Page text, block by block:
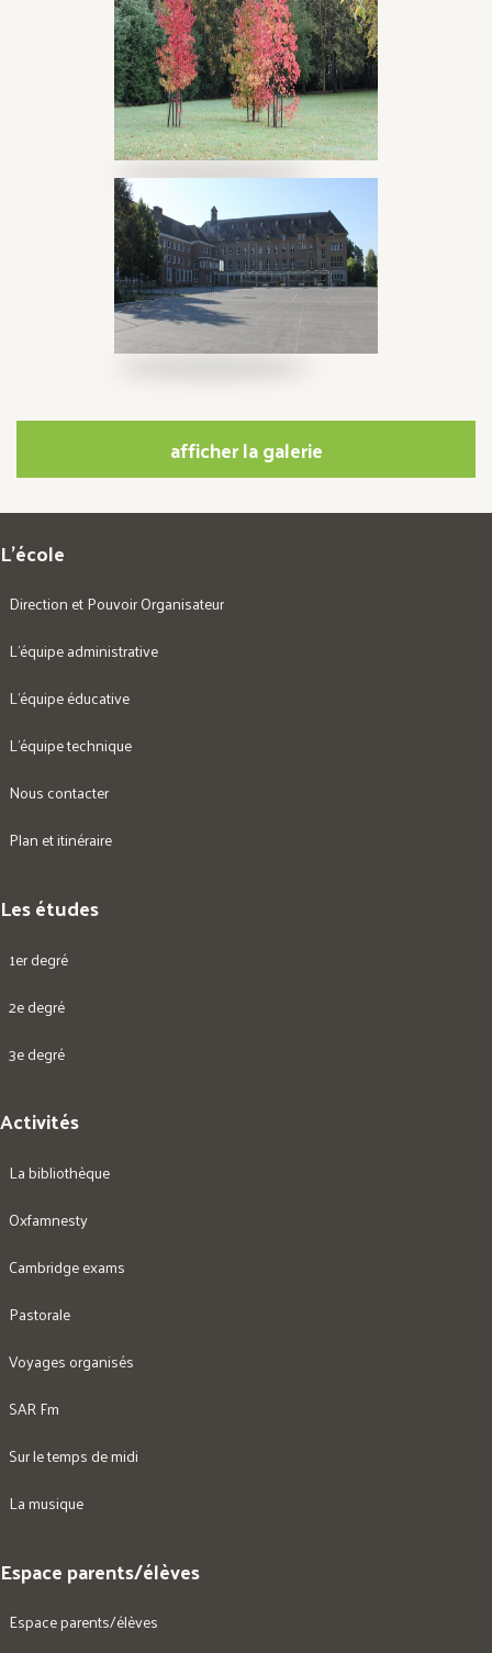
afficher la galerie
L’école
Direction et Pouvoir Organisateur
L’équipe administrative
L’équipe éducative
L’équipe technique
Nous contacter
Plan et itinéraire
Les études
1er degré
2e degré
3e degré
Activités
La bibliothèque
Oxfamnesty
Cambridge exams
Pastorale
Voyages organisés
SAR Fm
Sur le temps de midi
La musique
Espace parents/élèves
Espace parents/élèves